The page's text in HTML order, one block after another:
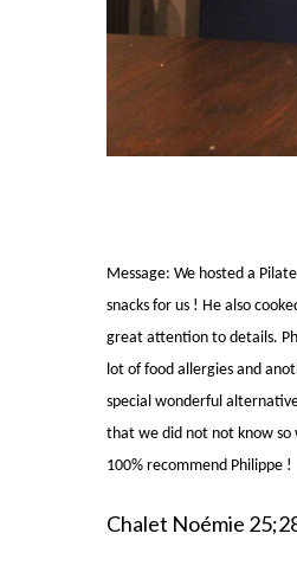
Message: We hosted a
snacks for us ! He also
great attention to details.
lot of food allergies and
special wonderful
that we did not not know so
100% recommend Philippe !
Chalet Noémie